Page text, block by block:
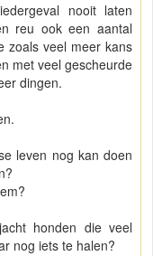
nooit laten
reu ook een aantal
zoals veel meer kans
met veel gescheurde
dingen.
leven nog kan doen
honden die veel
nog iets te halen?